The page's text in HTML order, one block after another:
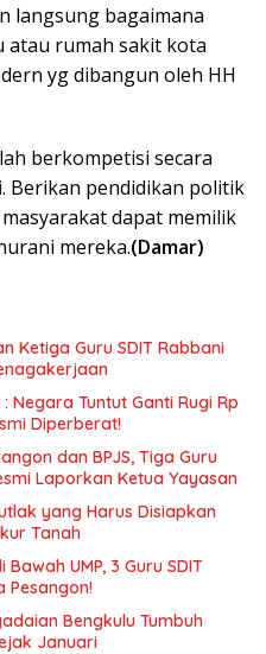
langsung bagaimana
atau rumah sakit kota
yg dibangun oleh HH
berkompetisi secara
Berikan pendidikan politik
dapat memilik
mereka.(Damar)
Ketiga Guru SDIT Rabbani
Negara Tuntut Ganti Rugi Rp
Diperberat!
dan BPJS, Tiga Guru
Laporkan Ketua Yayasan
yang Harus Disiapkan
Tanah
UMP, 3 Guru SDIT
Pesangon!
Bengkulu Tumbuh
Januari